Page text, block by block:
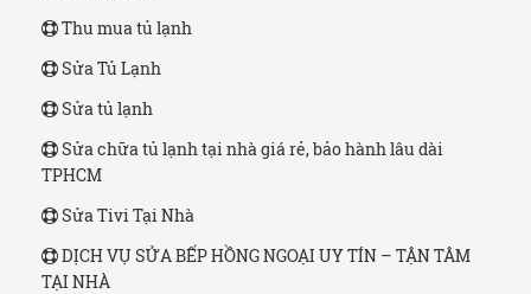
Thu mua tủ lạnh
Sửa Tủ Lạnh
Sửa tủ lạnh
Sửa chữa tủ lạnh tại nhà giá rẻ, bảo hành lâu dài
TPHCM
Sửa Tivi Tại Nhà
DỊCH VỤ SỬA BẾP HỒNG NGOẠI UY TÍN – TẬN TÂM
TẠI NHÀ